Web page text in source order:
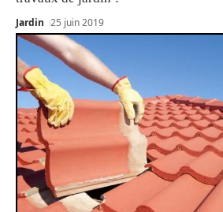
Jardin 25 juin 2019